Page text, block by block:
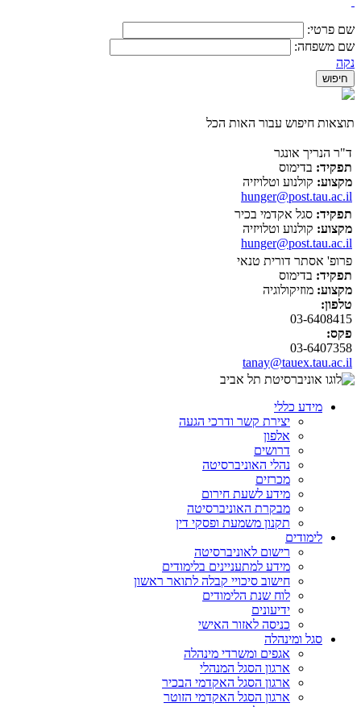
שם פרטי:
שם משפחה:
נקה
תוצאות חיפוש עבור האות הכל
ד"ר הנריך אונגר
תפקיד: בדימוס
מקצוע: קולנוע וטלויזיה
hunger@post.tau.ac.il
תפקיד: סגל אקדמי בכיר
מקצוע: קולנוע וטלויזיה
hunger@post.tau.ac.il
פרופ' אסתר דורית טנאי
תפקיד: בדימוס
מקצוע: מוזיקולוגיה
טלפון:
03-6408415
פקס:
03-6407358
tanay@tauex.tau.ac.il
מידע כללי
יצירת קשר ודרכי הגעה
אלפון
דרושים
נהלי האוניברסיטה
מכרזים
מידע לשעת חירום
מבקרת האוניברסיטה
תקנון משמעת ופסקי דין
לימודים
רישום לאוניברסיטה
מידע למתעניינים בלימודים
חישוב סיכויי קבלה לתואר ראשון
לוח שנת הלימודים
ידיעונים
כניסה לאזור האישי
סגל ומינהלה
אגפים ומשרדי מינהלה
ארגון הסגל המנהלי
ארגון הסגל האקדמי הבכיר
ארגון הסגל האקדמי הזוטר